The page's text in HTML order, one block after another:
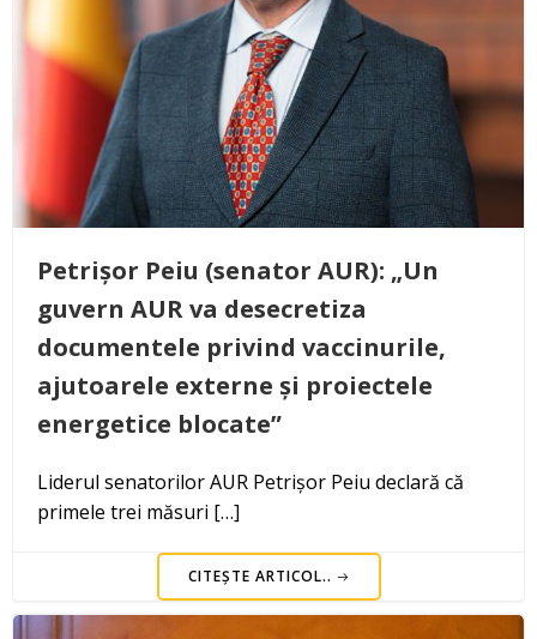
Petrișor Peiu (senator AUR): „Un
guvern AUR va desecretiza
documentele privind vaccinurile,
ajutoarele externe și proiectele
energetice blocate”
Liderul senatorilor AUR Petrișor Peiu declară că
primele trei măsuri […]
CITEȘTE ARTICOL..